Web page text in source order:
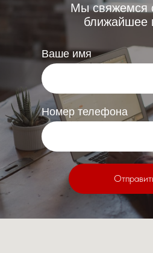
Мы свяжемся
ближайшее
Ваше имя
Номер телефона